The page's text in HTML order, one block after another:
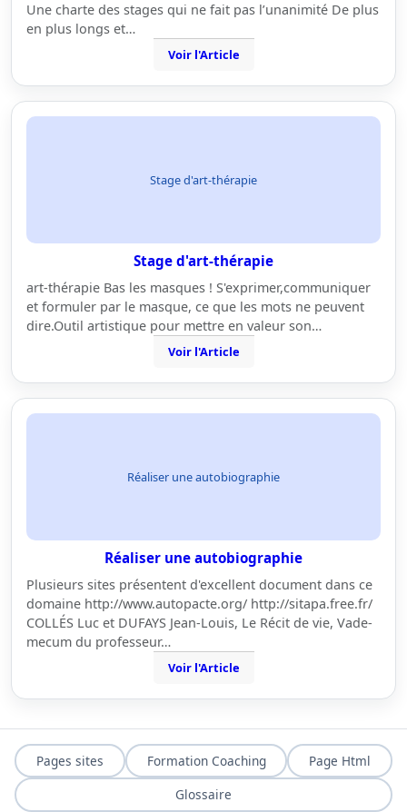
Une charte des stages qui ne fait pas l’unanimité De plus
en plus longs et…
Voir l'Article
Stage d'art-thérapie
Stage d'art-thérapie
art-thérapie Bas les masques ! S'exprimer,communiquer
et formuler par le masque, ce que les mots ne peuvent
dire.Outil artistique pour mettre en valeur son…
Voir l'Article
Réaliser une autobiographie
Réaliser une autobiographie
Plusieurs sites présentent d'excellent document dans ce
domaine http://www.autopacte.org/ http://sitapa.free.fr/
COLLÉS Luc et DUFAYS Jean-Louis, Le Récit de vie, Vade-
mecum du professeur…
Voir l'Article
Pages sites Formation Coaching
Page Html
Glossaire